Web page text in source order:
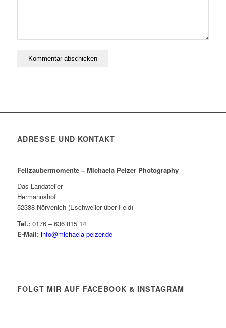
ADRESSE UND KONTAKT
Fellzaubermomente –Michaela Pelzer Photography
Das Landatelier
Hermannshof
52388 Nörvenich (Eschweiler über Feld)
Tel.:0176 – 636 815 14
E-Mail: info@michaela-pelzer.de
FOLGT MIR AUF FACEBOOK & INSTAGRAM